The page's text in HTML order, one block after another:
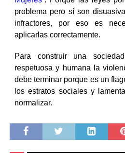
problema pero sí son
infractores, por eso es
aplicarlas correctamente.
Para construir una
respetuosa y humana la
debe terminar porque es un
los estratos sociales y
normalizar.